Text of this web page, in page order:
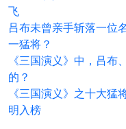
飞
吕布未曾亲手斩落一位
一猛将？
《三国演义》中，吕
的？
《三国演义》之十大
明入榜